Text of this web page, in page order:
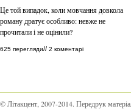
Це той випадок, коли мовчання довкола
роману дратує особливо: невже не
прочитали і не оцінили?
625 перегляди// 2 коментарі
© Літакцент, 2007-2014. Передрук